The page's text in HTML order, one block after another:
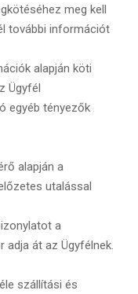
meg kell
további információt
alapján köti
Ügyfél
egyéb tényezők
alapján a
utalással
a
át az Ügyfélnek.
szállítási és